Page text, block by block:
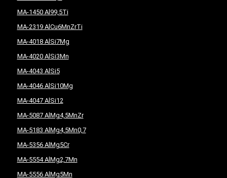
MA-1450 Al99,5Ti
MA-2319 AlCu6MnZrTi
MA-4018 AlSi7Mg
MA-4020 AlSi3Mn
MA-4043 AlSi5
MA-4046 AlSi10Mg
MA-4047 AlSi12
MA-5087 AlMg4,5MnZr
MA-5183 AlMg4,5Mn0,7
MA-5356 AlMg5Cr
MA-5554 AlMg2,7Mn
MA-5556 AlMg5Mn